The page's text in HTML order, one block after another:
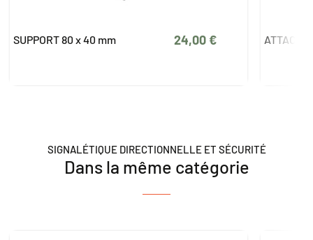
ATTACHE 80 x 40 mm 3,00 €
SIGNALÉTIQUE DIRECTIONNELLE ET SÉCURITÉ
Dans la même catégorie